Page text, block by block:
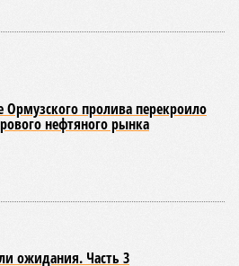
Ормузского пролива перекроило
нефтяного рынка
ожидания. Часть 3